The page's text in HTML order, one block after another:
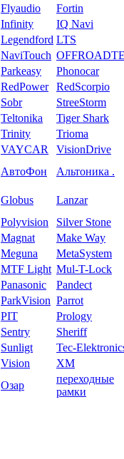
Flyaudio
Fortin
Infinity
IQ Navi
Legendford LTS
NaviTouch
Parkeasy
Phonocar
RedPower
RedScorpio
Sobr
StreeStorm
Teltonika
Tiger Shark
Trinity
Trioma
VAYCAR
VisionDrive
АвтоФон
Альтоника .
Globus
Lanzar
Polyvision
Silver Stone
Magnat
Make Way
Meguna
MetaSystem
MTF Light Mul-T-Lock
Panasonic
Pandect
ParkVision Parrot
PIT
Prology
Sentry
Sheriff
Sunligt
Tec-
Vision
XM
Озар
переходные
рамки